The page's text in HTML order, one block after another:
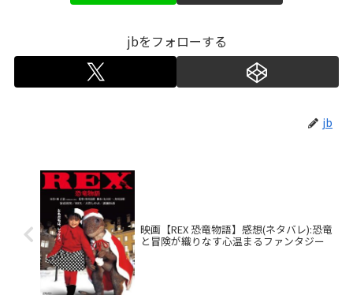
jbをフォローする
jb
映画【REX 恐竜物語】感想(ネタバレ):恐竜
と冒険が織りなす心温まるファンタジー